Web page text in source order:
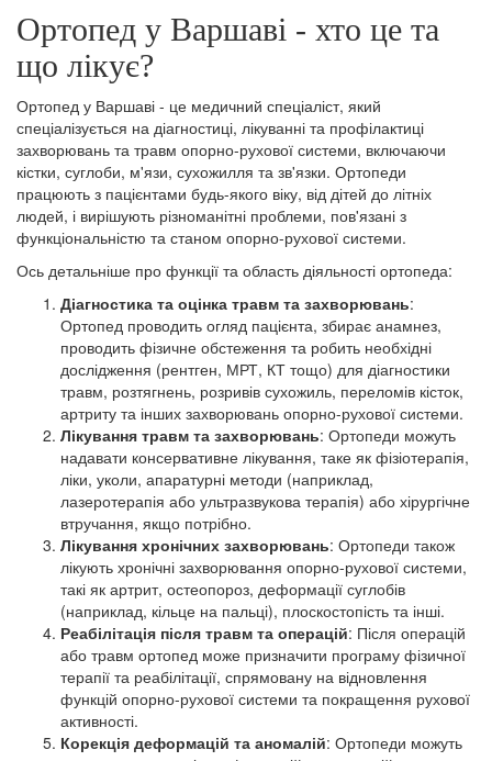
Ортопед у Варшаві - хто це та
що лікує?
Ортопед у Варшаві - це медичний спеціаліст, який
спеціалізується на діагностиці, лікуванні та профілактиці
захворювань та травм опорно-рухової системи, включаючи
кістки, суглоби, м'язи, сухожилля та зв'язки. Ортопеди
працюють з пацієнтами будь-якого віку, від дітей до літніх
людей, і вирішують різноманітні проблеми, пов'язані з
функціональністю та станом опорно-рухової системи.
Ось детальніше про функції та область діяльності ортопеда:
Діагностика та оцінка травм та захворювань:
Ортопед проводить огляд пацієнта, збирає анамнез,
проводить фізичне обстеження та робить необхідні
дослідження (рентген, МРТ, КТ тощо) для діагностики
травм, розтягнень, розривів сухожиль, переломів кісток,
артриту та інших захворювань опорно-рухової системи.
Лікування травм та захворювань: Ортопеди можуть
надавати консервативне лікування, таке як фізіотерапія,
ліки, уколи, апаратурні методи (наприклад,
лазеротерапія або ультразвукова терапія) або хірургічне
втручання, якщо потрібно.
Лікування хронічних захворювань: Ортопеди також
лікують хронічні захворювання опорно-рухової системи,
такі як артрит, остеопороз, деформації суглобів
(наприклад, кільце на пальці), плоскостопість та інші.
Реабілітація після травм та операцій: Після операцій
або травм ортопед може призначити програму фізичної
терапії та реабілітації, спрямовану на відновлення
функцій опорно-рухової системи та покращення рухової
активності.
Корекція деформацій та аномалій: Ортопеди можуть